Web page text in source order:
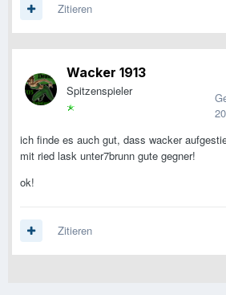
Zitieren
Wacker 1913
Spitzenspieler
ich finde es auch gut, dass wacker
mit ried lask unter7brunn gute gegner!
ok!
Zitieren